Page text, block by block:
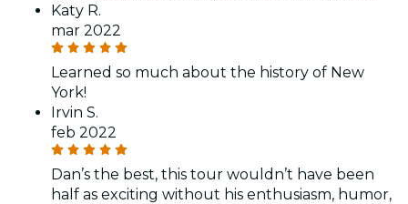
Katy R.
mar 2022
Learned so much about the history of New
York!
Irvin S.
feb 2022
Dan’s the best, this tour wouldn’t have been
half as exciting without his enthusiasm, humor,